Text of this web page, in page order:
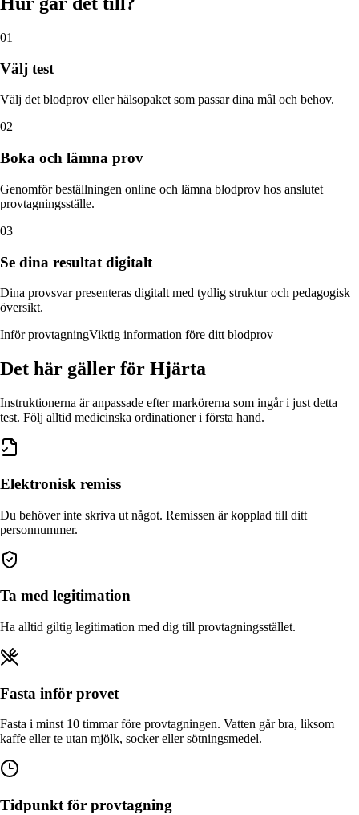
01
Välj test
Välj det blodprov eller hälsopaket som passar dina mål och behov.
02
Boka och lämna prov
Genomför beställningen online och lämna blodprov hos anslutet
provtagningsställe.
03
Se dina resultat digitalt
Dina provsvar presenteras digitalt med tydlig struktur och pedagogisk
översikt.
Inför provtagningViktig information före ditt blodprov
Det här gäller för Hjärta
Instruktionerna är anpassade efter markörerna som ingår i just detta
test. Följ alltid medicinska ordinationer i första hand.
Elektronisk remiss
Du behöver inte skriva ut något. Remissen är kopplad till ditt
personnummer.
Ta med legitimation
Ha alltid giltig legitimation med dig till provtagningsstället.
Fasta inför provet
Fasta i minst 10 timmar före provtagningen. Vatten går bra, liksom
kaffe eller te utan mjölk, socker eller sötningsmedel.
Tidpunkt för provtagning